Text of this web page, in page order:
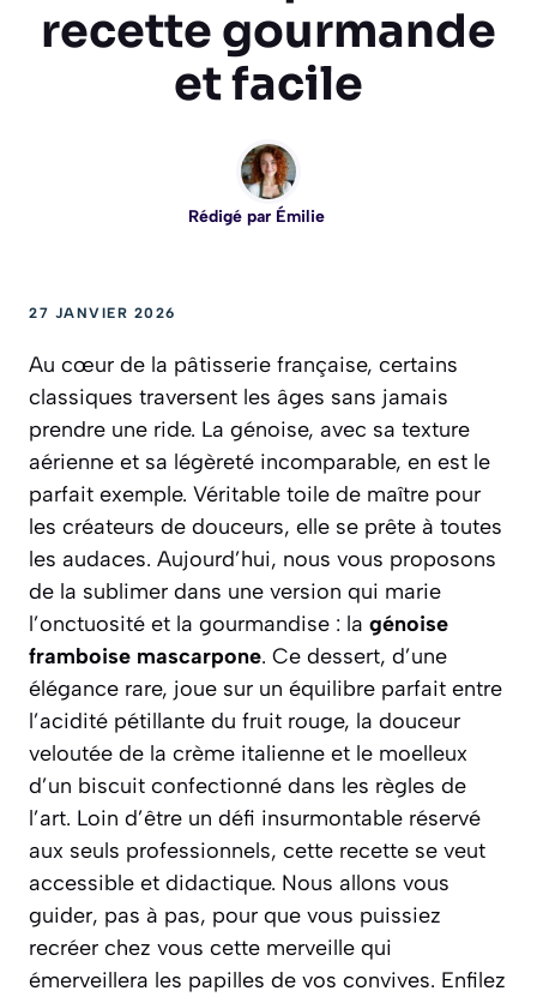
recette gourmande
et facile
Rédigé par Émilie
27 JANVIER 2026
Au cœur de la pâtisserie française, certains
classiques traversent les âges sans jamais
prendre une ride. La génoise, avec sa texture
aérienne et sa légèreté incomparable, en est le
parfait exemple. Véritable toile de maître pour
les créateurs de douceurs, elle se prête à toutes
les audaces. Aujourd’hui, nous vous proposons
de la sublimer dans une version qui marie
l’onctuosité et la gourmandise : la génoise
framboise mascarpone. Ce dessert, d’une
élégance rare, joue sur un équilibre parfait entre
l’acidité pétillante du fruit rouge, la douceur
veloutée de la crème italienne et le moelleux
d’un biscuit confectionné dans les règles de
l’art. Loin d’être un défi insurmontable réservé
aux seuls professionnels, cette recette se veut
accessible et didactique. Nous allons vous
guider, pas à pas, pour que vous puissiez
recréer chez vous cette merveille qui
émerveillera les papilles de vos convives. Enfilez